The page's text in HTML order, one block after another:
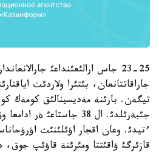
23-25 جاس ارالئعئنداعئ
جاراقاتتانعان، بئتئرا ولاردئث
تيگةن. بارئنة مةديسينالئق كومةك
جئبةرئلدئ. ال 38
ءتيدئ. وعان اقجار اؤئلئنئث
قازئرگئ ؤاقئتتا ومئرئنة قاؤئپ جوق،